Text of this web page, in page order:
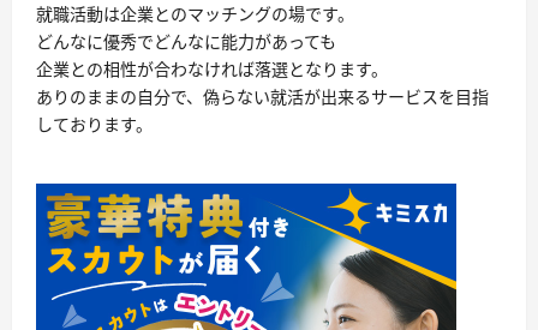
就職活動は企業とのマッチングの場です。
どんなに優秀でどんなに能力があっても
企業との相性が合わなければ落選となります。
ありのままの自分で、偽らない就活が出来るサービスを目指
しております。